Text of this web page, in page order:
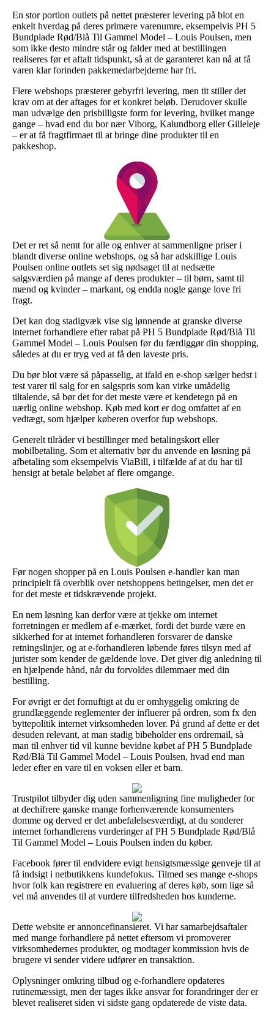
En stor portion outlets på nettet præsterer levering på blot en
enkelt hverdag på deres primære varenumre, eksempelvis PH 5
Bundplade Rød/Blå Til Gammel Model – Louis Poulsen, men
som ikke desto mindre står og falder med at bestillingen
realiseres før et aftalt tidspunkt, så at de garanteret kan nå at få
varen klar forinden pakkemedarbejderne har fri.
Flere webshops præsterer gebyrfri levering, men tit stiller det
krav om at der aftages for et konkret beløb. Derudover skulle
man udvælge den prisbilligste form for levering, hvilket mange
gange – hvad end du bor nær Viborg, Kalundborg eller Gilleleje
– er at få fragtfirmaet til at bringe dine produkter til en
pakkeshop.
Det er ret så nemt for alle og enhver at sammenligne priser i
blandt diverse online webshops, og så har adskillige Louis
Poulsen online outlets set sig nødsaget til at nedsætte
salgsværdien på mange af deres produkter – til børn, samt til
mænd og kvinder – markant, og endda nogle gange love fri
fragt.
Det kan dog stadigvæk vise sig lønnende at granske diverse
internet forhandlere efter rabat på PH 5 Bundplade Rød/Blå Til
Gammel Model – Louis Poulsen før du færdiggør din shopping,
således at du er tryg ved at få den laveste pris.
Du bør blot være så påpasselig, at ifald en e-shop sælger bedst i
test varer til salg for en salgspris som kan virke umådelig
tiltalende, så bør det for det meste være et kendetegn på en
uærlig online webshop. Køb med kort er dog omfattet af en
vedtægt, som hjælper køberen overfor fup webshops.
Generelt tilråder vi bestillinger med betalingskort eller
mobilbetaling. Som et alternativ bør du anvende en løsning på
afbetaling som eksempelvis ViaBill, i tilfælde af at du har til
hensigt at betale beløbet af flere omgange.
Før nogen shopper på en Louis Poulsen e-handler kan man
principielt få overblik over netshoppens betingelser, men det er
for det meste et tidskrævende projekt.
En nem løsning kan derfor være at tjekke om internet
forretningen er medlem af e-mærket, fordi det burde være en
sikkerhed for at internet forhandleren forsvarer de danske
retningslinjer, og at e-forhandleren løbende føres tilsyn med af
jurister som kender de gældende love. Det giver dig anledning til
en hjælpende hånd, når du forvoldes dilemmaer med din
bestilling.
For øvrigt er det fornuftigt at du er omhyggelig omkring de
grundlæggende reglementer der influerer på ordren, som fx den
byttepolitik internet virksomheden lover. På grund af dette er det
desuden relevant, at man stadig bibeholder ens ordremail, så
man til enhver tid vil kunne bevidne købet af PH 5 Bundplade
Rød/Blå Til Gammel Model – Louis Poulsen, hvad end man
leder efter en vare til en voksen eller et barn.
Trustpilot tilbyder dig uden sammenligning fine muligheder for
at dechifrere ganske mange forhenværende konsumenters
domme og derved er det anbefalelsesværdigt, at du sonderer
internet forhandlerens vurderinger af PH 5 Bundplade Rød/Blå
Til Gammel Model – Louis Poulsen inden du køber.
Facebook fører til endvidere evigt hensigtsmæssige genveje til at
få indsigt i netbutikkens kundefokus. Tilmed ses mange e-shops
hvor folk kan registrere en evaluering af deres køb, som lige så
vel må anvendes til at vurdere tilfredsheden hos kunderne.
Dette website er annoncefinansieret. Vi har samarbejdsaftaler
med mange forhandlere på nettet eftersom vi promoverer
virksomhedernes produkter, og modtager kommission hvis de
brugere vi sender videre udfører en transaktion.
Oplysninger omkring tilbud og e-forhandlere opdateres
rutinemæssigt, men der tages ikke ansvar for forandringer der er
blevet realiseret siden vi sidste gang opdaterede de viste data.